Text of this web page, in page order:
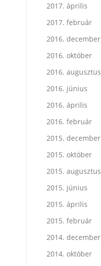
2017. április
2017. február
2016. december
2016. október
2016. augusztus
2016. június
2016. április
2016. február
2015. december
2015. október
2015. augusztus
2015. június
2015. április
2015. február
2014. december
2014. október